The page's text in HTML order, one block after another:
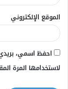
الموقع الإلكتروني
احفظ اسمي،
لاستخدامها المرة